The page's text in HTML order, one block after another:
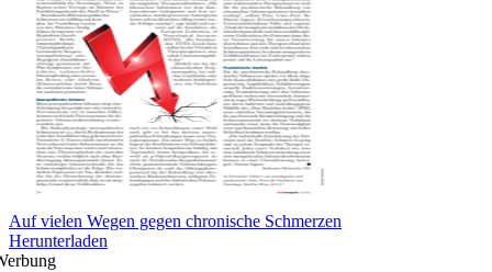
Auf vielen Wegen gegen chronische Schmerzen
Herunterladen